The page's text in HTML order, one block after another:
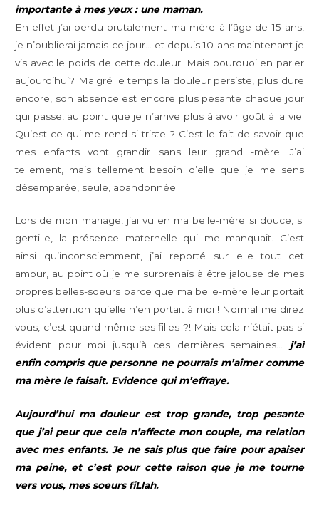
importante à mes yeux : une maman.
En effet j’ai perdu brutalement ma mère à l’âge de 15 ans,
je n’oublierai jamais ce jour… et depuis 10 ans maintenant je
vis avec le poids de cette douleur. Mais pourquoi en parler
aujourd’hui? Malgré le temps la douleur persiste, plus dure
encore, son absence est encore plus pesante chaque jour
qui passe, au point que je n’arrive plus à avoir goût à la vie.
Qu’est ce qui me rend si triste ? C’est le fait de savoir que
mes enfants vont grandir sans leur grand -mère. J’ai
tellement, mais tellement besoin d’elle que je me sens
désemparée, seule, abandonnée.
Lors de mon mariage, j’ai vu en ma belle-mère si douce, si
gentille, la présence maternelle qui me manquait. C’est
ainsi qu’inconsciemment, j’ai reporté sur elle tout cet
amour, au point où je me surprenais à être jalouse de mes
propres belles-soeurs parce que ma belle-mère leur portait
plus d’attention qu’elle n’en portait à moi ! Normal me direz
vous, c’est quand même ses filles ?! Mais cela n’était pas si
évident pour moi jusqu’à ces dernières semaines… j’ai
enfin compris que personne ne pourrais m’aimer comme
ma mère le faisait. Evidence qui m’effraye.
Aujourd’hui ma douleur est trop grande, trop pesante
que j’ai peur que cela n’affecte mon couple, ma relation
avec mes enfants. Je ne sais plus que faire pour apaiser
ma peine, et c’est pour cette raison que je me tourne
vers vous, mes soeurs fiLlah.